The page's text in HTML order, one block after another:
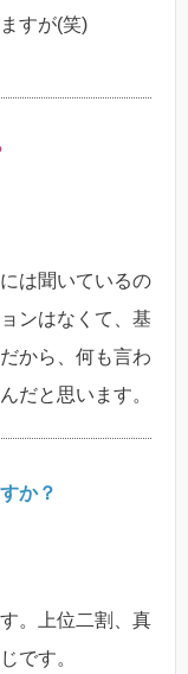
すが(笑)
は聞いているの
ンはなくて、基
から、何も言わ
だと思います。
か？
。上位二割、真
です。